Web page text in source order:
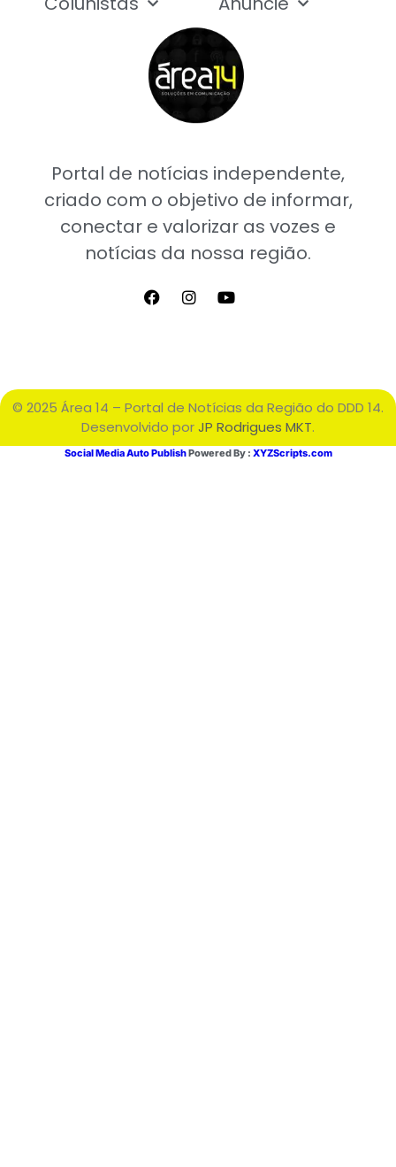
Portal de notícias independente,
criado com o objetivo de informar,
conectar e valorizar as vozes e
notícias da nossa região.
© 2025 Área 14 – Portal de Notícias da Região do DDD 14.
Desenvolvido porJP Rodrigues MKT.
Social Media Auto PublishPowered By : XYZScripts.com